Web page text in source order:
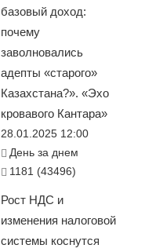
базовый доход:
почему
заволновались
адепты «старого»
Казахстана?». «Эхо
кровавого Кантара»
28.01.2025 12:00
День за днем
1181 (43496)
Рост НДС и
изменения налоговой
системы коснутся